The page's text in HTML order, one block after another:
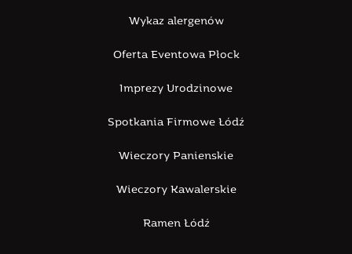
Wykaz alergenów
Oferta Eventowa Płock
Imprezy Urodzinowe
Spotkania Firmowe Łódź
Wieczory Panienskie
Wieczory Kawalerskie
Ramen Łódź